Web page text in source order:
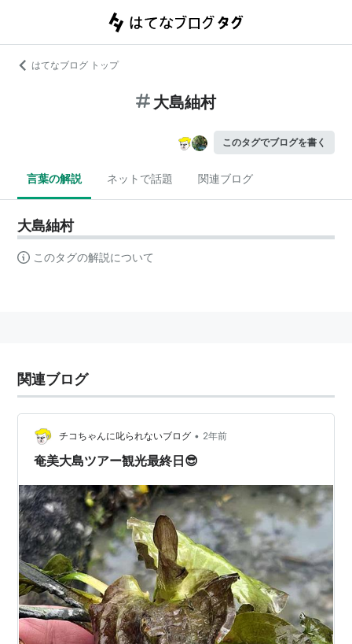
はてなブログ トップ
大島紬村
このタグでブログを書く
言葉の解説 ネットで話題 関連ブログ
大島紬村
このタグの解説について
関連ブログ
チコちゃんに叱られないブログ • 2年前
奄美大島ツアー観光最終日😎